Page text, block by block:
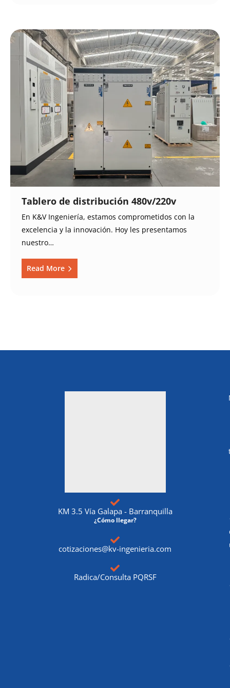
Tablero de distribución 480v/220v
En K&V Ingeniería, estamos comprometidos con la
excelencia y la innovación. Hoy les presentamos
nuestro…
Read More
KM 3.5 Vía Galapa - Barranquilla
¿Cómo llegar?
cotizaciones@kv-ingenieria.com
Radica/Consulta PQRSF